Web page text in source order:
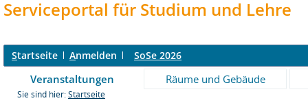
Serviceportal für Studium und Lehre
Startseite Anmelden SoSe 2026
Veranstaltungen Räume und Gebäude
Sie sind hier: Startseite